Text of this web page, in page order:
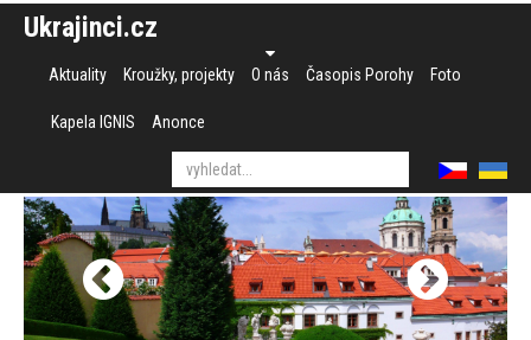
Ukrajinci.cz
Aktuality Kroužky, projekty O nás Časopis Porohy Foto
Kapela IGNIS Anonce